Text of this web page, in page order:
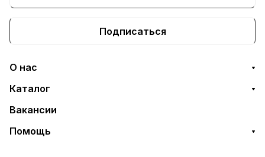
Подписаться
О нас
Каталог
Вакансии
Помощь